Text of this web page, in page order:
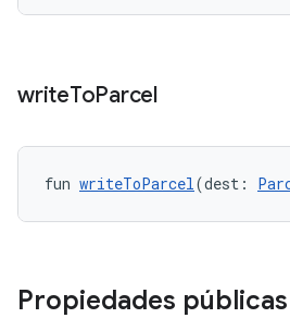
writeToParcel
fun writeToParcel(dest:
Propiedades públicas